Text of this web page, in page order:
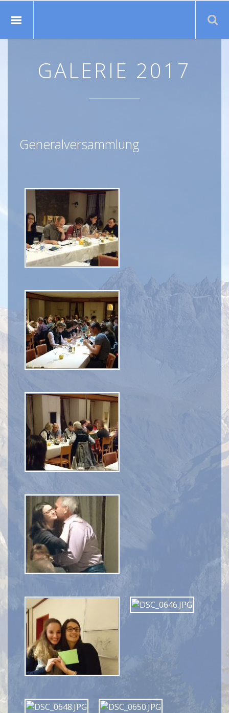
GALERIE 2017
Generalversammlung